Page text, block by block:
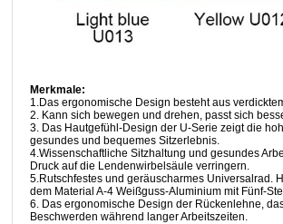
Merkmale:
1.Das ergonomische Design besteht aus
2. Kann sich bewegen und drehen, passt sich
3. Das Hautgefühl-Design der U-Serie zeigt die
gesundes und bequemes Sitzerlebnis.
4.Wissenschaftliche Sitzhaltung und gesundes
Druck auf die Lendenwirbelsäule verringern.
5.Rutschfestes und geräuscharmes Universalrad.
dem Material A-4 Weißguss-Aluminium mit Fünf-
6. Das ergonomische Design der Rückenlehne,
Beschwerden während langer Arbeitszeiten.